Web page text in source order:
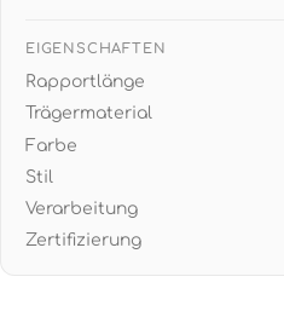
HABEN SIE FRAGEN?
Sie. Rufen Sie an, Sie
EIGENSCHAFTEN
Rapportlänge
Trägermaterial
Farbe
Stil
Verarbeitung
Zertifizierung